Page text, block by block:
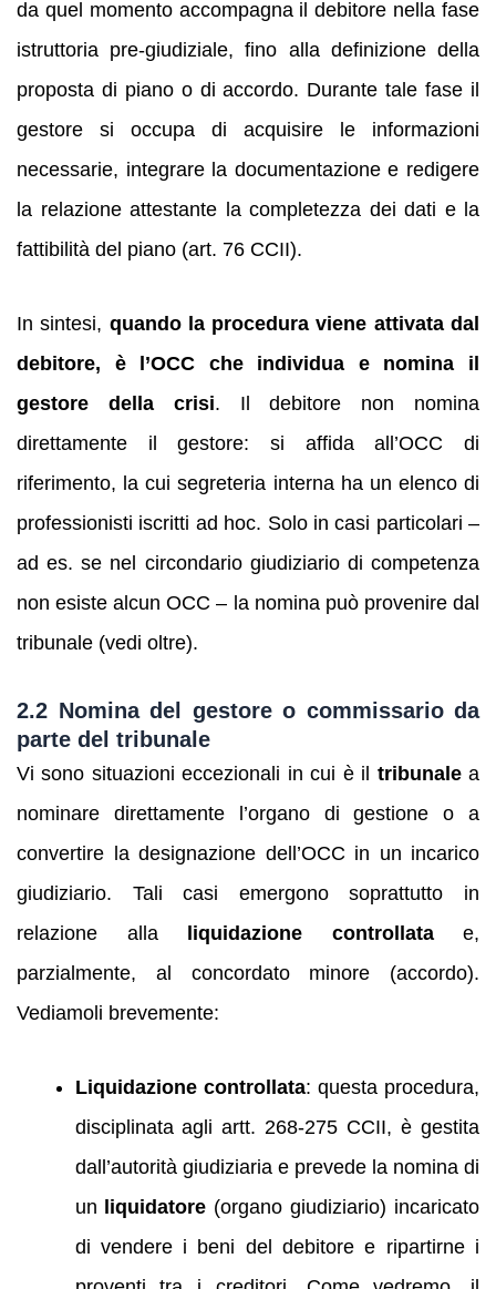
da quel momento accompagna il debitore nella fase
istruttoria pre-giudiziale, fino alla definizione della
proposta di piano o di accordo. Durante tale fase il
gestore si occupa di acquisire le informazioni
necessarie, integrare la documentazione e redigere
la relazione attestante la completezza dei dati e la
fattibilità del piano (art. 76 CCII).
In sintesi, quando la procedura viene attivata dal
debitore, è l’OCC che individua e nomina il
gestore della crisi. Il debitore non nomina
direttamente il gestore: si affida all’OCC di
riferimento, la cui segreteria interna ha un elenco di
professionisti iscritti ad hoc. Solo in casi particolari –
ad es. se nel circondario giudiziario di competenza
non esiste alcun OCC – la nomina può provenire dal
tribunale (vedi oltre).
2.2 Nomina del gestore o commissario da
parte del tribunale
Vi sono situazioni eccezionali in cui è il tribunalea
nominare direttamente l’organo di gestione o a
convertire la designazione dell’OCC in un incarico
giudiziario. Tali casi emergono soprattutto in
relazione alla
liquidazione controllatae,
parzialmente, al concordato minore (accordo).
Vediamoli brevemente:
Liquidazione controllata: questa procedura,
disciplinata agli artt. 268-275 CCII, è gestita
dall’autorità giudiziaria e prevede la nomina di
un liquidatore (organo giudiziario) incaricato
di vendere i beni del debitore e ripartirne i